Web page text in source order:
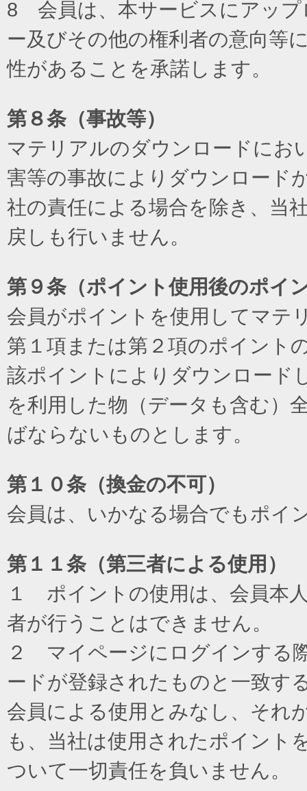
8 会員は、本サービスにアップ
ー及びその他の権利者の意向等
性があることを承諾します。
第８条（事故等）
マテリアルのダウンロードにお
害等の事故によりダウンロード
社の責任による場合を除き、当
戻しも行いません。
第９条（ポイント使用後のポイ
会員がポイントを使用してマテ
第１項または第２項のポイント
該ポイントによりダウンロード
を利用した物（データも含む）
ばならないものとします。
第１０条（換金の不可）
会員は、いかなる場合でもポイ
第１１条（第三者による使用）
１ ポイントの使用は、会員本
者が行うことはできません。
２ マイページにログインする
ードが登録されたものと一致す
会員による使用とみなし、それ
も、当社は使用されたポイント
ついて一切責任を負いません。